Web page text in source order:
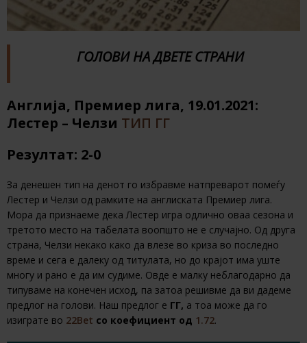
ГОЛОВИ НА ДВЕТЕ СТРАНИ
Англија, Премиер лига, 19.01.2021:
Лестер – Челзи ТИП ГГ
Резултат: 2-0
За денешен тип на денот го избравме натпреварот помеѓу
Лестер и Челзи од рамките на англиската Премиер лига.
Мора да признаеме дека Лестер игра одлично оваа сезона и
третото место на табелата воопшто не е случајно. Од друга
страна, Челзи некако како да влезе во криза во последно
време и сега е далеку од титулата, но до крајот има уште
многу и рано е да им судиме. Овде е малку неблагодарно да
типуваме на конечен исход, па затоа решивме да ви дадеме
предлог на голови. Наш предлог е ГГ, а тоа може да го
изиграте во 22Bet со коефициент од 1.72.